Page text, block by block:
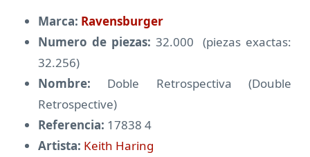
Marca: Ravensburger
Numero de piezas: 32.000 (piezas exactas:
32.256)
Nombre: Doble Retrospectiva (Double
Retrospective)
Referencia: 17838 4
Artista: Keith Haring